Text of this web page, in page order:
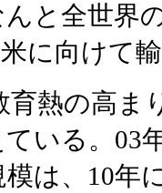
と全世界
に向けて
育熱の高ま
いる。03
は、10年